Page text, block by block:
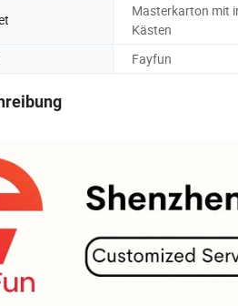
Masterkarton mit
Kästen
Fayfun